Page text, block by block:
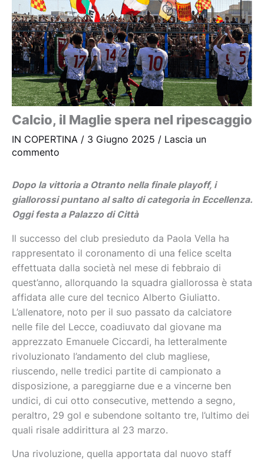
Calcio, il Maglie spera nel ripescaggio
IN COPERTINA / 3 Giugno 2025 / Lascia un
commento
Dopo la vittoria a Otranto nella finale playoff, i
giallorossi puntano al salto di categoria in Eccellenza.
Oggi festa a Palazzo di Città
Il successo del club presieduto da Paola Vella ha
rappresentato il coronamento di una felice scelta
effettuata dalla società nel mese di febbraio di
quest’anno, allorquando la squadra giallorossa è stata
affidata alle cure del tecnico Alberto Giuliatto.
L’allenatore, noto per il suo passato da calciatore
nelle file del Lecce, coadiuvato dal giovane ma
apprezzato Emanuele Ciccardi, ha letteralmente
rivoluzionato l’andamento del club magliese,
riuscendo, nelle tredici partite di campionato a
disposizione, a pareggiarne due e a vincerne ben
undici, di cui otto consecutive, mettendo a segno,
peraltro, 29 gol e subendone soltanto tre, l’ultimo dei
quali risale addirittura al 23 marzo.
Una rivoluzione, quella apportata dal nuovo staff